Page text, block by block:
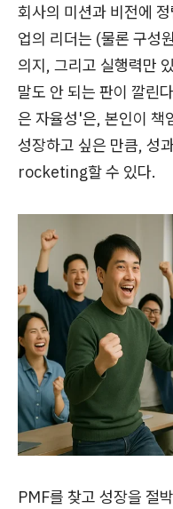
회사의 미션과 비전에
업의 리더는 (물론 구성
의지, 그리고 실행력만
말도 안 되는 판이 깔린
은 자율성'은, 본인이 책
성장하고 싶은 만큼, 성
rocketing할 수 있다.
PMF를 찾고 성장을 절